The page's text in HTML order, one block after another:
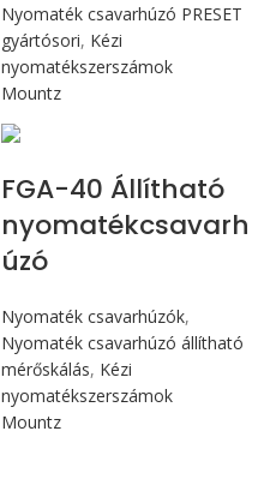
Nyomaték csavarhúzó PRESET
gyártósori, Kézi
nyomatékszerszámok
Mountz
FGA-40 Állítható
nyomatékcsavarh
úzó
Nyomaték csavarhúzók,
Nyomaték csavarhúzó állítható
mérőskálás, Kézi
nyomatékszerszámok
Mountz